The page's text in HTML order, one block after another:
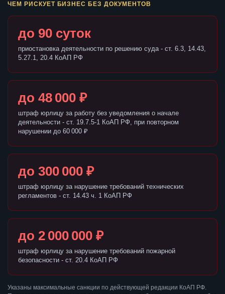
ЧЕМ РИСКУЕТ БИЗНЕС БЕЗ ДОКУМЕНТОВ
до 90 суток
приостановка деятельности по решению суда - ст. 6.3, 14.43,
5.27.1, 20.4 КоАП РФ
до 48 000 ₽
штраф юрлицу за работу без уведомления о начале
деятельности - ст. 19.7.5-1 КоАП РФ, при повторном
нарушении до 60 000 ₽
до 300 000 ₽
штраф юрлицу за нарушение требований технических
регламентов - ст. 14.43 ч. 1 КоАП РФ
до 2 000 000 ₽
штраф юрлицу за нарушение требований пожарной
безопасности - ст. 20.4 КоАП РФ
Указаны максимальные санкции по действующей редакции КоАП РФ.